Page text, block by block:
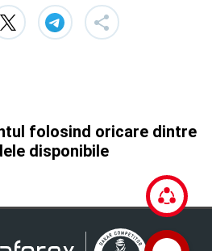
folosind oricare dintre
disponibile